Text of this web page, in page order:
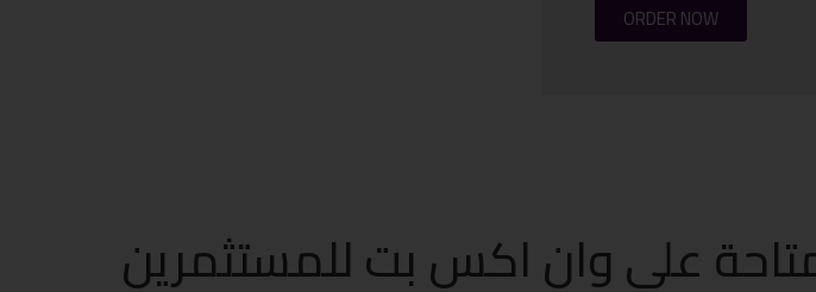
ORDER NOW
على وان اكس بت للمستثمرين